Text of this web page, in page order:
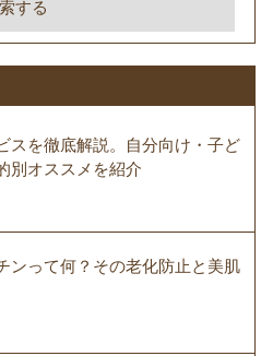
スを徹底解説。自分向け・子ど
別オススメを紹介
ンって何？その老化防止と美肌